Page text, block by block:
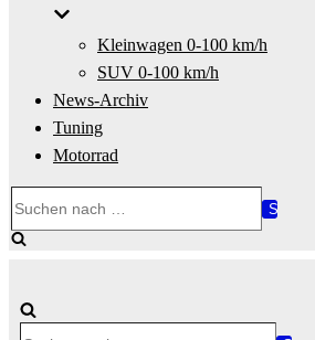
Kleinwagen 0-100 km/h
SUV 0-100 km/h
News-Archiv
Tuning
Motorrad
nach …